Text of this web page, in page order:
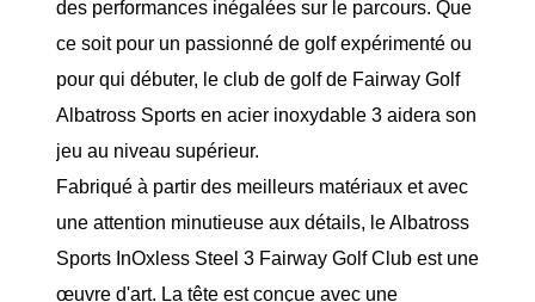
des performances inégalées sur le parcours. Que
ce soit pour un passionné de golf expérimenté ou
pour qui débuter, le club de golf de Fairway Golf
Albatross Sports en acier inoxydable 3 aidera son
jeu au niveau supérieur.
Fabriqué à partir des meilleurs matériaux et avec
une attention minutieuse aux détails, le Albatross
Sports InOxless Steel 3 Fairway Golf Club est une
œuvre d'art. La tête est conçue avec une